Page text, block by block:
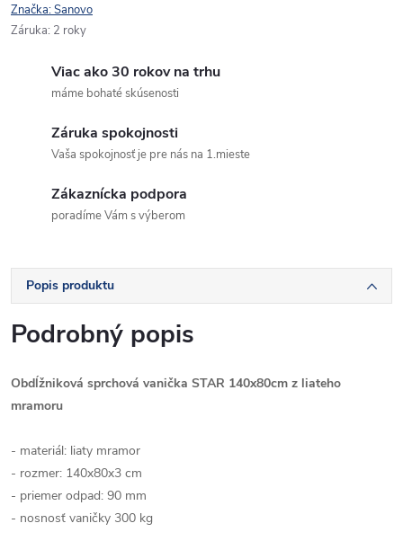
Značka:Sanovo
Záruka: 2 roky
Viac ako 30 rokov na trhu
máme bohaté skúsenosti
Záruka spokojnosti
Vaša spokojnosť je pre nás na 1.mieste
Zákaznícka podpora
poradíme Vám s výberom
Popis produktu
Podrobný popis
Obdĺžniková sprchová vanička STAR 140x80cm z liateho
mramoru
- materiál: liaty mramor
- rozmer: 140x80x3 cm
- priemer odpad: 90 mm
- nosnosť vaničky 300 kg